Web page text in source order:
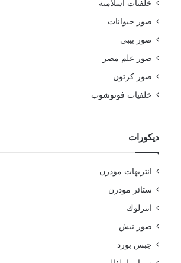
خلفيات اسلامية
صور حيوانات
صور بيبي
صور علم مصر
صور كرتون
خلفيات فوتوشوب
ديكورات
انتريهات مودرن
ستائر مودرن
انترلوك
صور نيش
جبس بورد